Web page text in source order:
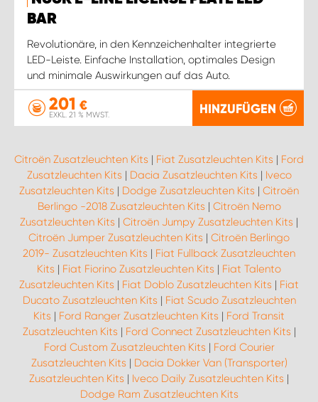
BAR
Revolutionäre, in den Kennzeichenhalter integrierte
LED-Leiste. Einfache Installation, optimales Design
und minimale Auswirkungen auf das Auto.
201 €
EXKL. 21 % MWST. HINZUFÜGEN
Citroën Zusatzleuchten Kits | Fiat Zusatzleuchten Kits | Ford
Zusatzleuchten Kits | Dacia Zusatzleuchten Kits | Iveco
Zusatzleuchten Kits | Dodge Zusatzleuchten Kits | Citroën
Berlingo -2018 Zusatzleuchten Kits | Citroën Nemo
Zusatzleuchten Kits | Citroën Jumpy Zusatzleuchten Kits |
Citroën Jumper Zusatzleuchten Kits | Citroën Berlingo
2019- Zusatzleuchten Kits | Fiat Fullback Zusatzleuchten
Kits | Fiat Fiorino Zusatzleuchten Kits | Fiat Talento
Zusatzleuchten Kits | Fiat Doblo Zusatzleuchten Kits | Fiat
Ducato Zusatzleuchten Kits | Fiat Scudo Zusatzleuchten
Kits | Ford Ranger Zusatzleuchten Kits | Ford Transit
Zusatzleuchten Kits | Ford Connect Zusatzleuchten Kits |
Ford Custom Zusatzleuchten Kits | Ford Courier
Zusatzleuchten Kits | Dacia Dokker Van (Transporter)
Zusatzleuchten Kits | Iveco Daily Zusatzleuchten Kits |
Dodge Ram Zusatzleuchten Kits